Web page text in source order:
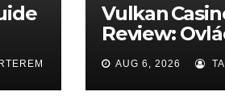
Vulkan
Review:
řízeného
rychlých
seancích
AUG 6, 2026